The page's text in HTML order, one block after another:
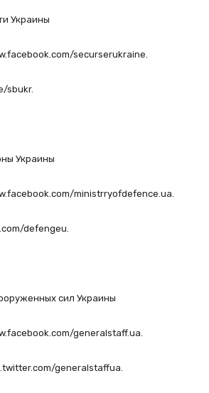
Украины
securserukraine.
sbukr.
Украины
ministrryofdefence.ua.
defengeu.
сил Украины
generalstaff.ua.
generalstaffua.